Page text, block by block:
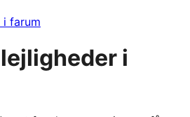
i farum
i